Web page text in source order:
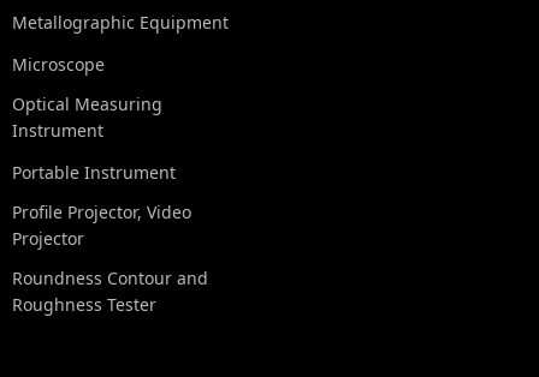
Metallographic Equipment
Microscope
Optical Measuring
Instrument
Portable Instrument
Profile Projector, Video
Projector
Roundness Contour and
Roughness Tester